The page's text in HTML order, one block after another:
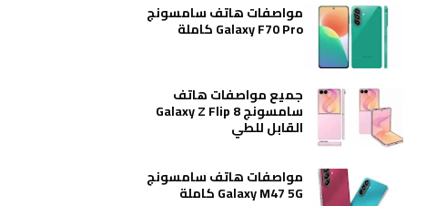
مواصفات هاتف سامسونج
Galaxy F70 Pro كاملة
جميع مواصفات هاتف
سامسونج Galaxy Z Flip 8
القابل للطي
مواصفات هاتف سامسونج
Galaxy M47 5G كاملة